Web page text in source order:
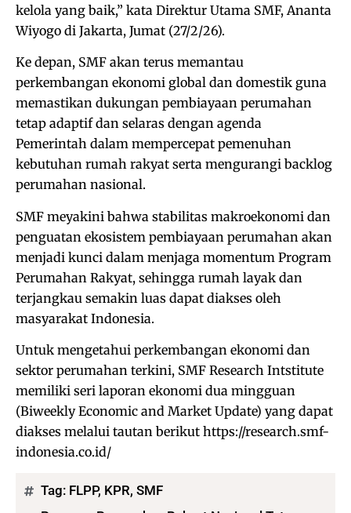
kelola yang baik,” kata Direktur Utama SMF, Ananta
Wiyogo di Jakarta, Jumat (27/2/26).
Ke depan, SMF akan terus memantau
perkembangan ekonomi global dan domestik guna
memastikan dukungan pembiayaan perumahan
tetap adaptif dan selaras dengan agenda
Pemerintah dalam mempercepat pemenuhan
kebutuhan rumah rakyat serta mengurangi backlog
perumahan nasional.
SMF meyakini bahwa stabilitas makroekonomi dan
penguatan ekosistem pembiayaan perumahan akan
menjadi kunci dalam menjaga momentum Program
Perumahan Rakyat, sehingga rumah layak dan
terjangkau semakin luas dapat diakses oleh
masyarakat Indonesia.
Untuk mengetahui perkembangan ekonomi dan
sektor perumahan terkini, SMF Research Intstitute
memiliki seri laporan ekonomi dua mingguan
(Biweekly Economic and Market Update) yang dapat
diakses melalui tautan berikut https://research.smf-
indonesia.co.id/
Tag: FLPP, KPR, SMF